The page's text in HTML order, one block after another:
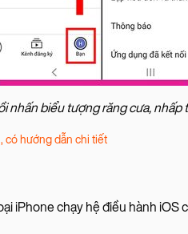
nhấn biểu tượng răng cưa, nhấp
có hướng dẫn chi tiết
iPhone chạy hệ điều hành iOS